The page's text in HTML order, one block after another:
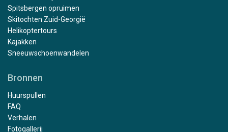
Spitsbergen opruimen
Skitochten Zuid-Georgië
Helikoptertours
Kajakken
Sneeuwschoenwandelen
Bronnen
Huurspullen
FAQ
Verhalen
Fotogallerij